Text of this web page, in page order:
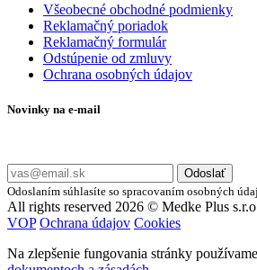
Všeobecné obchodné podmienky
Reklamačný poriadok
Reklamačný formulár
Odstúpenie od zmluvy
Ochrana osobných údajov
Novinky na e-mail
Odoslať
Odoslaním súhlasíte so spracovaním osobných
All rights reserved 2026 © Medke Plus
VOP Ochrana údajov Cookies
Na zlepšenie fungovania stránky